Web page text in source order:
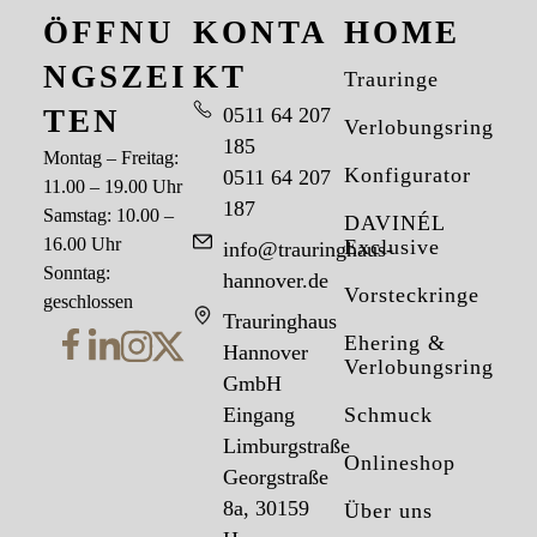
HOME
Trauringe
Verlobungsringe
Konfigurator
DAVINÉL
Exclusive
Vorsteckringe
Ehering &
Verlobungsring
Schmuck
Onlineshop
Über uns
KONTA
KT
0511 64 207
185
0511 64 207
187
info@trauringhaus-
hannover.de
Trauringhaus
Hannover
GmbH
Eingang
Limburgstraße
Georgstraße
8a, 30159
ÖFFNU
NGSZEI
TEN
Montag – Freitag:
11.00 – 19.00 Uhr
Samstag: 10.00 –
16.00 Uhr
Sonntag:
geschlossen